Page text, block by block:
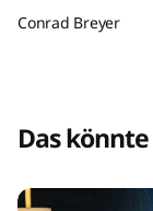
Conrad Breyer
Das